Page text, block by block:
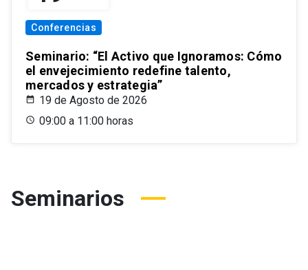
Conferencias
Seminario: “El Activo que Ignoramos: Cómo
el envejecimiento redefine talento,
mercados y estrategia”
19 de Agosto de 2026
09:00 a 11:00 horas
Seminarios